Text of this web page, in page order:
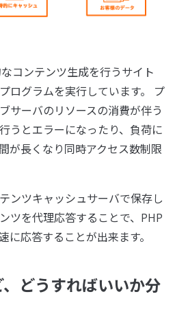
コンテンツ生成を行うサイト
ログラムを実行しています。 プ
サーバのリソースの消費が伴う
うとエラーになったり、負荷に
が長くなり同時アクセス数制限
ンツキャッシュサーバで保存し
ツを代理応答することで、PHP
に応答することが出来ます。
どうすればいいか分